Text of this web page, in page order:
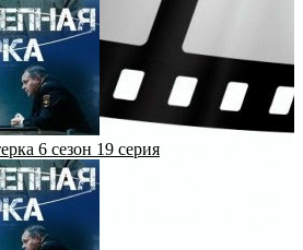
6 сезон 19 серия